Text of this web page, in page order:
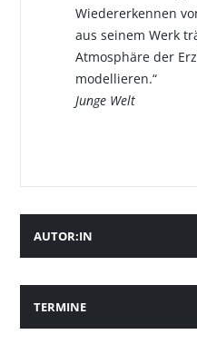
Wiedererkennen
aus seinem Werk
Atmosphäre der
modellieren.“
Junge Welt
AUTOR:IN
TERMINE